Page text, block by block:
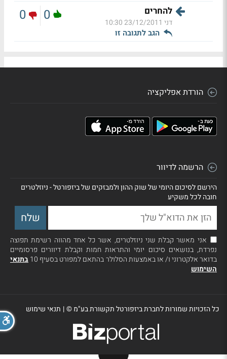
להחרים
דני 23/12/2011 10:30
הגב לתגובה זו
0
0
הורדת אפליקציה
הרשמה לדיוור
הירשם לסיכום היומי של שוק ההון ולמבזקים של ביזפורטל - ניוזלטרים
חובה לכל משקיע
אני מאשר קבלת שני ניוזלטרים, אשר כל אחד מהווה רשימת תפוצה
נפרדת, בנושאים סיכום יומי והתראות חמות וקבלת דיוורים פרסומיים
בדואר אלקטרוני ו/ או באמצעות הסלולר בהתאם למפורט בסעיף 10
בתנאי
השימוש
כל הזכויות שמורות לחברת ביזפורטל תקשורת בע"מ ©| תנאי שימוש